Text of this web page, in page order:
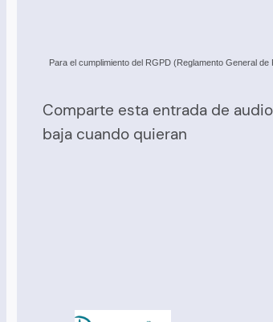
Para el cumplimiento del RGPD (Reglamento General
Comparte esta entrada de
baja cuando quieran